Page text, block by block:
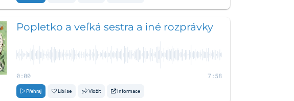
Popletko a veľká sestra a iné rozprávky
0:00 7:58
Přehraj Líbí se Vložit Informace